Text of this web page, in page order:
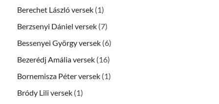
Berechet László versek (1)
Berzsenyi Dániel versek (7)
Bessenyei György versek (6)
Bezerédj Amália versek (16)
Bornemisza Péter versek (1)
Bródy Lili versek (1)